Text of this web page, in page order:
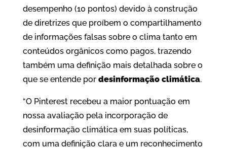
desempenho (10 pontos) devido à construção
de diretrizes que proíbem o compartilhamento
de informações falsas sobre o clima tanto em
conteúdos orgânicos como pagos, trazendo
também uma definição mais detalhada sobre o
que se entende por desinformação climática.
“O Pinterest recebeu a maior pontuação em
nossa avaliação pela incorporação de
desinformação climática em suas políticas,
com uma definição clara e um reconhecimento